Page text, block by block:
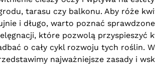
tarasu czy balkonu. Aby róże
i długo, warto poznać
które pozwolą przyspieszyć
o cały cykl rozwoju tych roślin.
najważniejsze zasady i